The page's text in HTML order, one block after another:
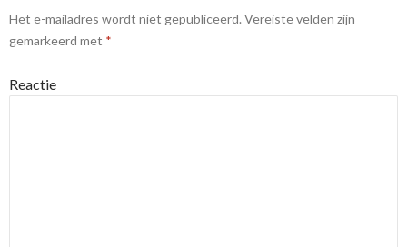
Het e-mailadres wordt niet gepubliceerd. Vereiste velden zijn
gemarkeerd met *
Reactie